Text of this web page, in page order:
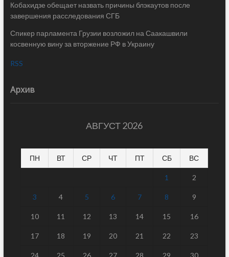
Кобахидзе обещает назвать причины блэкаутов после
завершения расследования СГБ
Спикер парламента Грузии возложил на Саакашвили
косвенную вину за вторжение РФ в Украину
RSS
Архив
АВГУСТ 2026
ПН ВТ СР ЧТ ПТ СБ ВС
1 2
3 4 5 6 7 8 9
10 11 12 13 14 15 16
17 18 19 20 21 22 23